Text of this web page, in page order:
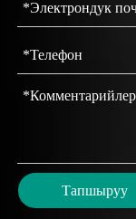
Тапшыруу